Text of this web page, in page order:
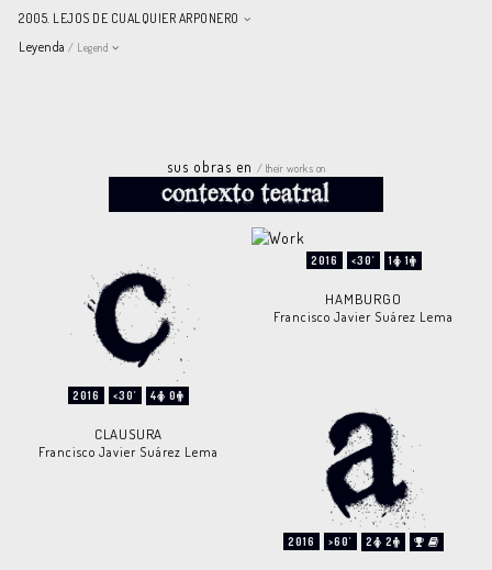
2005. LEJOS DE CUALQUIER ARPONERO
Leyenda / Legend
sus obras en / their works on
2016 <30' 4 0
CLAUSURA
Francisco Javier Suárez Lema
2016 <30' 1 1
HAMBURGO
Francisco Javier Suárez Lema
2016 >60' 2 2